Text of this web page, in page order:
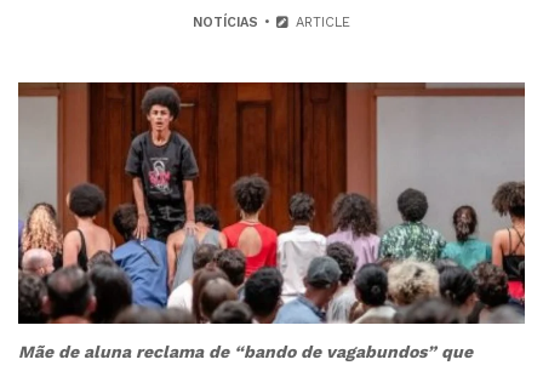
NOTÍCIAS ARTICLE
Mãe de aluna reclama de “bando de vagabundos” que